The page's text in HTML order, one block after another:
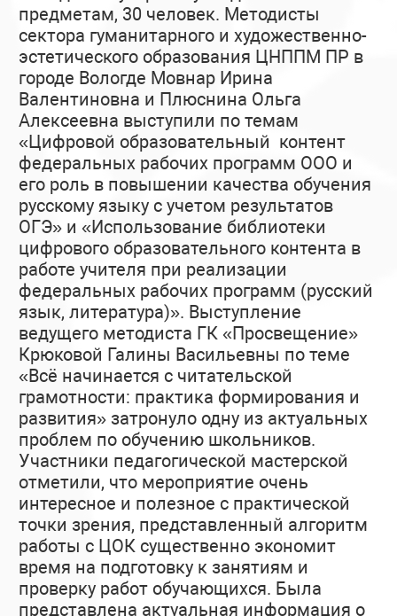
предметам, 30 человек. Методисты
сектора гуманитарного и художественно-
эстетического образования ЦНППМ ПР в
городе Вологде Мовнар Ирина
Валентиновна и Плюснина Ольга
Алексеевна выступили по темам
«Цифровой образовательный контент
федеральных рабочих программ ООО и
его роль в повышении качества обучения
русскому языку с учетом результатов
ОГЭ» и «Использование библиотеки
цифрового образовательного контента в
работе учителя при реализации
федеральных рабочих программ (русский
язык, литература)». Выступление
ведущего методиста ГК «Просвещение»
Крюковой Галины Васильевны по теме
«Всё начинается с читательской
грамотности: практика формирования и
развития» затронуло одну из актуальных
проблем по обучению школьников.
Участники педагогической мастерской
отметили, что мероприятие очень
интересное и полезное с практической
точки зрения, представленный алгоритм
работы с ЦОК существенно экономит
время на подготовку к занятиям и
проверку работ обучающихся. Была
представлена актуальная информация о